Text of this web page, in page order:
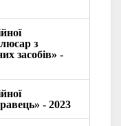
з
засобів» -
- 2023